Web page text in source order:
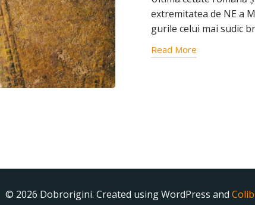
extremitatea de NE a
gurile celui mai sudic
Read More
© 2026 Dobrorigini. Created using WordPress and